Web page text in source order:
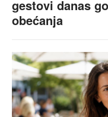
gestovi danas
obećanja